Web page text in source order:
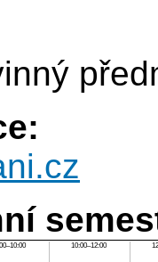
10:00–12:00